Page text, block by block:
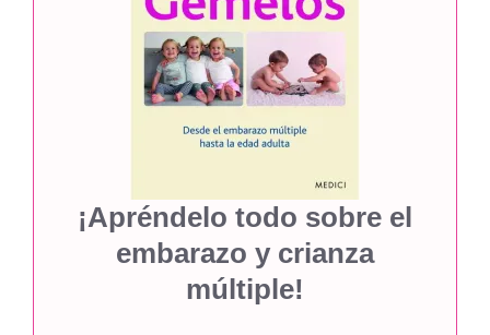
¡Apréndelo todo sobre el
embarazo y crianza
múltiple!